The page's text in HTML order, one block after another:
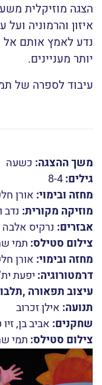
הצגה מוזיקלית
איזון והרמוניה
נדע לאמץ אותם אל
יותר מעניינים.
עיבוד לספרה של
משך ההצגה: כשעה
גילים:8-4
מחזה ובימוי: אורן
מוזיקה מקורית: נדב
אבזרים: נרקיס אלבה
צילום סטילס: תמי
מחזה ובימוי: אורן
דרמטורוגיה: יפעת
עיצוב תפאורה
תנועה: אילן זכרוב
שחקנים: אביב בן,
צילום סטילס: תמי